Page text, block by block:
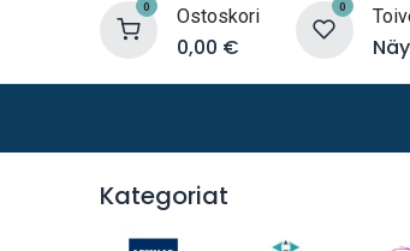
0 Ostoskori
0,00 €
0
Kategoriat